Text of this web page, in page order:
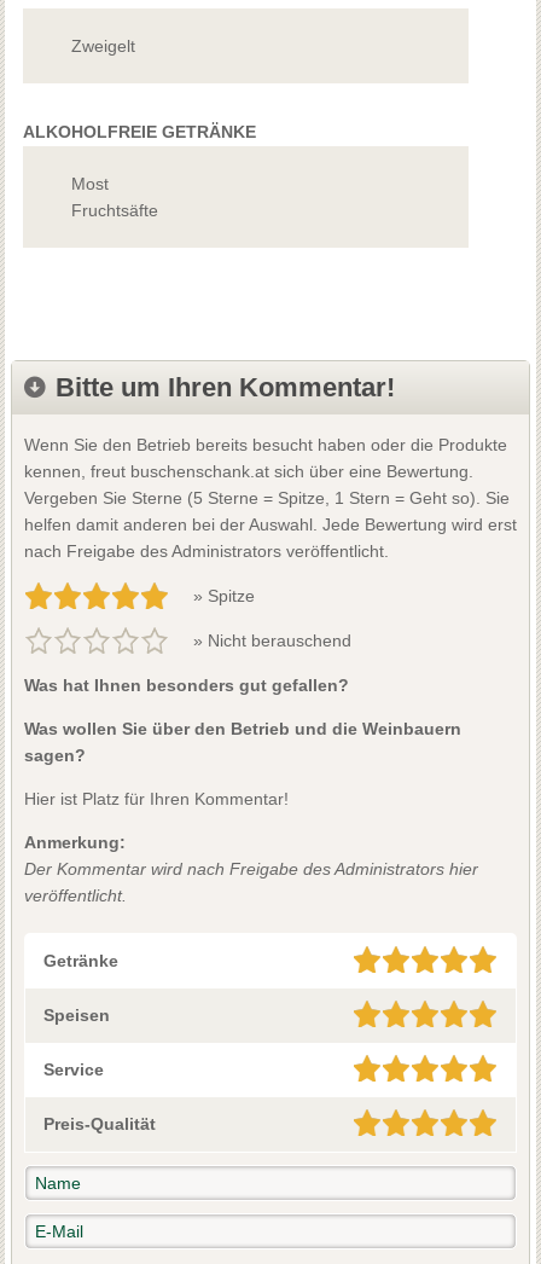
Zweigelt
ALKOHOLFREIE GETRÄNKE
Most
Fruchtsäfte
Bitte um Ihren Kommentar!
Wenn Sie den Betrieb bereits besucht haben oder die Produkte
kennen, freut buschenschank.at sich über eine Bewertung.
Vergeben Sie Sterne (5 Sterne = Spitze, 1 Stern = Geht so). Sie
helfen damit anderen bei der Auswahl. Jede Bewertung wird erst
nach Freigabe des Administrators veröffentlicht.
» Spitze
» Nicht berauschend
Was hat Ihnen besonders gut gefallen?
Was wollen Sie über den Betrieb und die Weinbauern
sagen?
Hier ist Platz für Ihren Kommentar!
Anmerkung:
Der Kommentar wird nach Freigabe des Administrators hier
veröffentlicht.
Getränke
Speisen
Service
Preis-Qualität